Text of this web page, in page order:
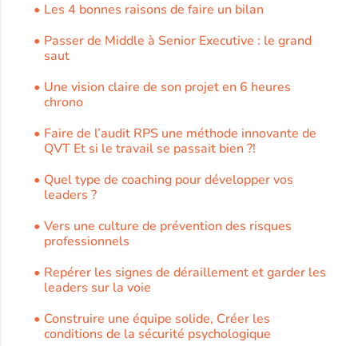
Les 4 bonnes raisons de faire un bilan
Passer de Middle à Senior Executive : le grand
saut
Une vision claire de son projet en 6 heures
chrono
Faire de l’audit RPS une méthode innovante de
QVT Et si le travail se passait bien ?!
Quel type de coaching pour développer vos
leaders ?
Vers une culture de prévention des risques
professionnels
Repérer les signes de déraillement et garder les
leaders sur la voie
Construire une équipe solide, Créer les
conditions de la sécurité psychologique